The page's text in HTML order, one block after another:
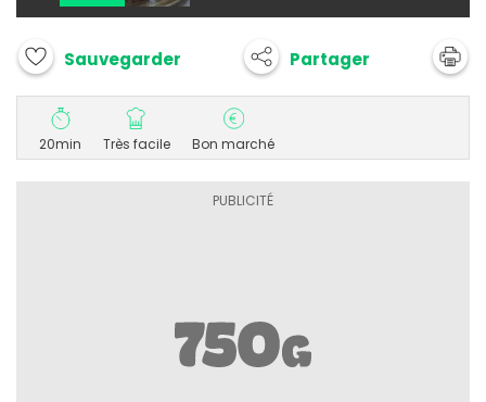
Sauvegarder Partager
20min Très facile Bon marché